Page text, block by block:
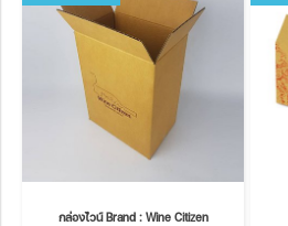
กล่องไวน์ Brand : Wine Citizen